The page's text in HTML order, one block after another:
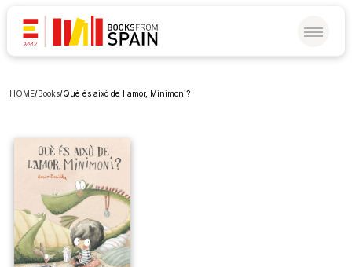
HOME/Books/Què és això de l'amor, Minimoni?